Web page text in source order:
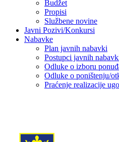
Budžet
Propisi
Službene novine
Javni Pozivi/Konkursi
Nabavke
Plan javnih nabavki
Postupci javnih
Odluke o izboru
Odluke o poništenju/
Praćenje realizacije